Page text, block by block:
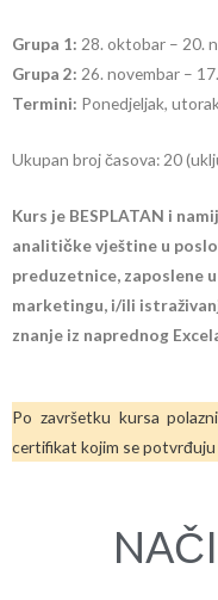
Grupa 1: 28. oktobar – 20.
Grupa 2: 26. novembar –
Termini: Ponedjeljak,
Ukupan broj časova: 20
Kurs je BESPLATAN i
analitičke vještine u
preduzetnice, zaposlene
marketingu, i/ili
znanje iz naprednog
Po završetku kursa
certifikat kojim se